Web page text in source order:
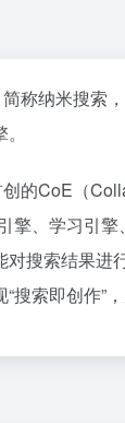
称纳米搜索
的CoE（
擎、学习引
对搜索结果进
搜索即创作”